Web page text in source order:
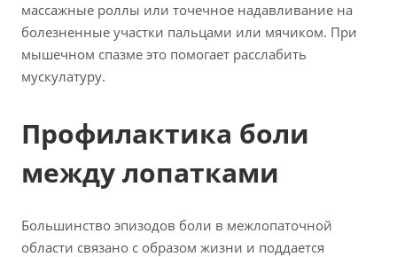
массажные роллы или точечное надавливание на
болезненные участки пальцами или мячиком. При
мышечном спазме это помогает расслабить
мускулатуру.
Профилактика боли
между лопатками
Большинство эпизодов боли в межлопаточной
области связано с образом жизни и поддается